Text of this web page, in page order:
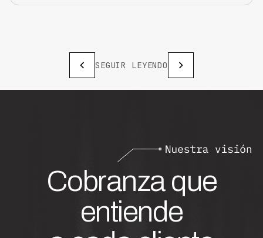
SEGUIR LEYENDO
Cobranza que
entiende